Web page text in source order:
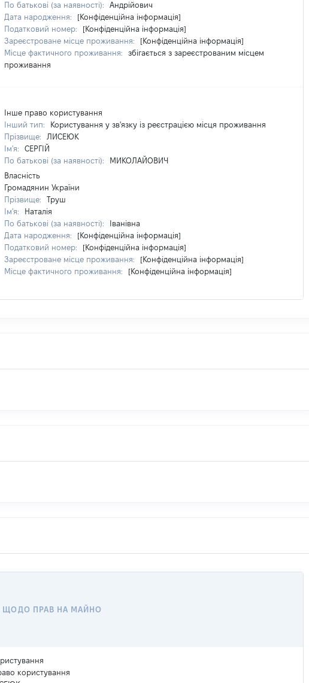
По батькові (за наявності):
Андрійович
Дата народження:
[Конфіденційна інформація]
Податковий номер:
[Конфіденційна інформація]
Зареєстроване місце проживання:
[Конфіденційна інформація]
Місце фактичного проживання:
збігається з зареєстрованим місцем
проживання
Інше право користування
Інший тип:
Користування у зв'язку із реєстрацією місця проживання
Прізвище:
ЛИСЕЮК
Ім'я:
СЕРГІЙ
По батькові (за наявності):
МИКОЛАЙОВИЧ
Власність
Громадянин України
Прізвище:
Труш
Ім'я:
Наталія
По батькові (за наявності):
Іванівна
Дата народження:
[Конфіденційна інформація]
Податковий номер:
[Конфіденційна інформація]
Зареєстроване місце проживання:
[Конфіденційна інформація]
Місце фактичного проживання:
[Конфіденційна інформація]
ЩОДО ПРАВ НА МАЙНО
користування